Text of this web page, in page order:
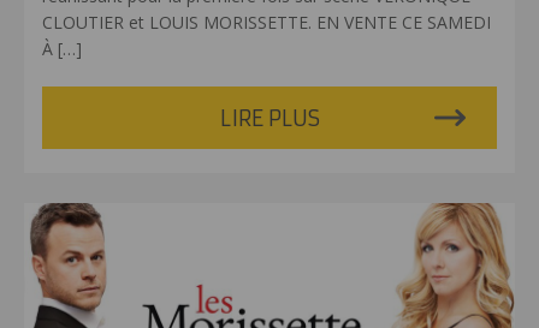
CLOUTIER et LOUIS MORISSETTE. EN VENTE CE SAMEDI
À […]
LIRE PLUS